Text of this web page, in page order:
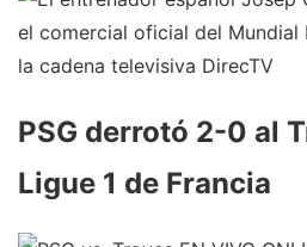
PSG derrotó 2-0 al
Ligue 1 de Francia